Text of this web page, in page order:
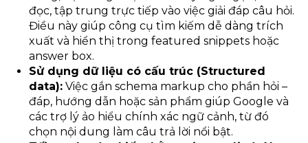
đọc, tập trung trực tiếp vào việc giải đáp câu hỏi.
Điều này giúp công cụ tìm kiếm dễ dàng trích
xuất và hiển thị trong featured snippets hoặc
answer box.
Sử dụng dữ liệu có cấu trúc (Structured
data): Việc gắn schema markup cho phần hỏi –
đáp, hướng dẫn hoặc sản phẩm giúp Google và
các trợ lý ảo hiểu chính xác ngữ cảnh, từ đó
chọn nội dung làm câu trả lời nổi bật.